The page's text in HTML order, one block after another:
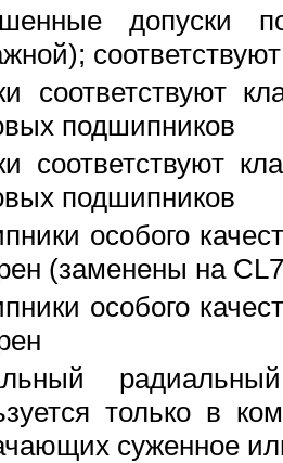
соответствуют
подшипников
соответствуют
подшипников
особого
(заменены на
особого
только в
суженное